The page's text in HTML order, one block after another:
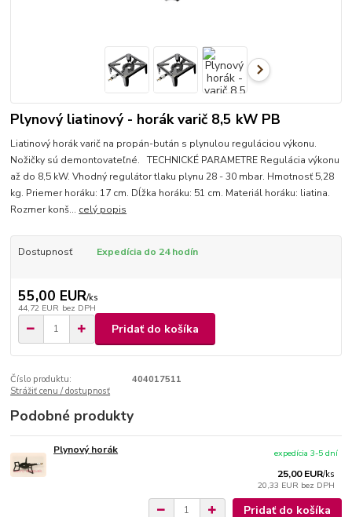
Plynový liatinový - horák varič 8,5 kW PB
Liatinový horák varič na propán-bután s plynulou reguláciou výkonu.
Nožičky sú demontovateľné. TECHNICKÉ PARAMETRE Regulácia výkonu
až do 8,5 kW. Vhodný regulátor tlaku plynu 28 - 30 mbar. Hmotnosť 5,28
kg. Priemer horáku: 17 cm. Dĺžka horáku: 51 cm. Materiál horáku: liatina.
Rozmer konš... celý popis
Dostupnosť Expedícia do 24 hodín
55,00 EUR/ks
44,72 EUR bez DPH
Pridať do košíka
Číslo produktu:
404017511
Strážiť cenu / dostupnosť
Podobné produkty
Plynový horák
25,00 EUR/ks
20,33 EUR bez DPH
expedícia 3-5 dní
Pridať do košíka